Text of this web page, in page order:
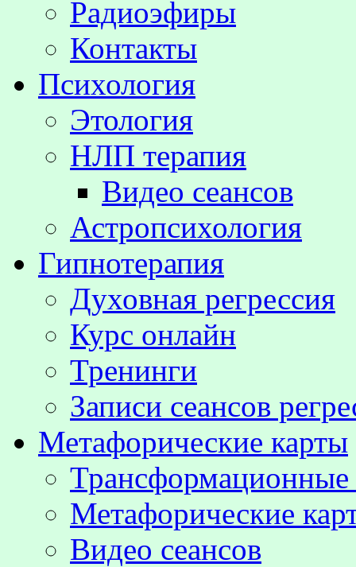
Радиоэфиры
Контакты
Психология
Этология
НЛП терапия
Видео сеансов
Астропсихология
Гипнотерапия
Духовная регрессия
Курс онлайн
Тренинги
Записи сеансов
Метафорические карты
Метафорические
Видео сеансов